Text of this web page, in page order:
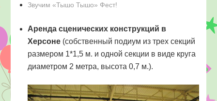
Звучим «Тышо Тышо» Фест!
Аренда сценических конструкций в
Херсоне (собственный подиум из трех секций
размером 1*1,5 м. и одной секции в виде круга
диаметром 2 метра, высота 0,7 м.).